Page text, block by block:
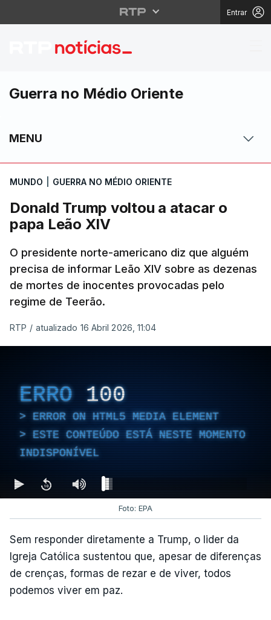
Entrar
Donald Trump voltou
Guerra no Médio Oriente
MENU
MUNDO GUERRA NO MÉDIO ORIENTE
Donald Trump voltou a atacar o
papa Leão XIV
O presidente norte-americano diz que alguém
precisa de informar Leão XIV sobre as dezenas
de mortes de inocentes provocadas pelo
regime de Teerão.
RTP / atualizado 16 Abril 2026, 11:04
ERRO 100
ERROR ON HTML5 MEDIA ELEMENT
ESTE CONTEÚDO ESTÁ NESTE MOMENTO
INDISPONÍVEL
Foto: EPA
Sem responder diretamente a Trump, o lider da
Igreja Católica sustentou que, apesar de diferenças
de crenças, formas de rezar e de viver, todos
podemos viver em paz.